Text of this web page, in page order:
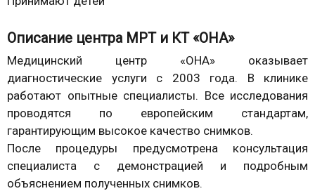
Описание центра МРТ и КТ «ОНА»
Медицинский центр «ОНА» оказывает
диагностические услуги с 2003 года. В клинике
работают опытные специалисты. Все исследования
проводятся по европейским стандартам,
гарантирующим высокое качество снимков.
После процедуры предусмотрена консультация
специалиста с демонстрацией и подробным
объяснением полученных снимков.